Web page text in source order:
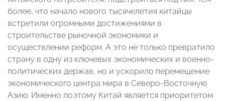
более, что начало нового тысячелетия китайцы
встретили огромными достижениями в
строительстве рыночной экономики и
осуществлении реформ. А это не только превратило
страну в одну из ключевых экономических и военно-
политических держав, но и ускорило перемещение
экономического центра мира в Северо-Восточную
Азию. Именно поэтому Китай является приоритетом